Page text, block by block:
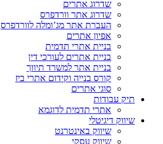
שדרוג אתרים
שדרוג אתר וורדפרס
העברת אתר מג’ומלה לוורדפרס
אפיון אתרים
בניית אתרי תדמית
בניית אתרים לעורכי דין
בניית אתר למשרד תיווך
קורס בנייה וקידום אתרי ביז
סוגי אתרים
תיק עבודות
אתרי תדמית לדוגמא
שיווק דיגיטלי
שיווק באינטרנט
שיווק עסקי